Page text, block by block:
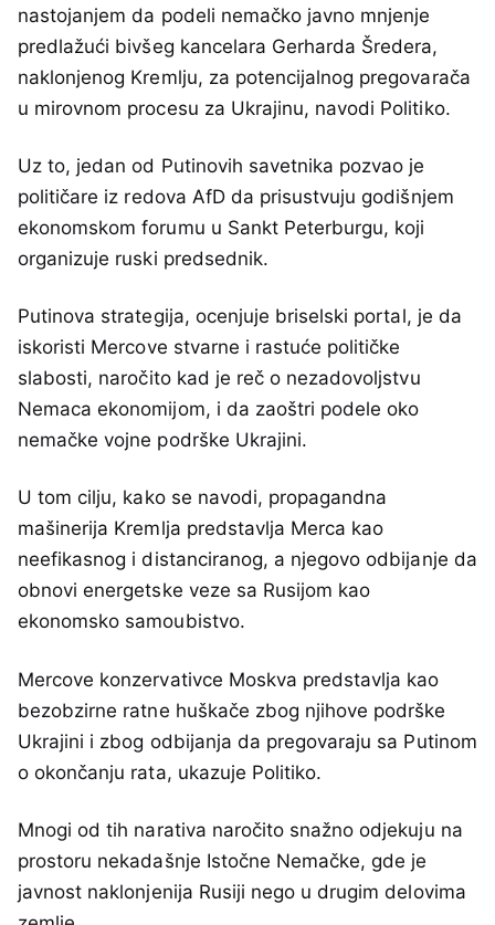
nastojanjem da podeli nemačko javno mnjenje
predlažući bivšeg kancelara Gerharda Šredera,
naklonjenog Kremlju, za potencijalnog pregovarača
u mirovnom procesu za Ukrajinu, navodi Politiko.
Uz to, jedan od Putinovih savetnika pozvao je
političare iz redova AfD da prisustvuju godišnjem
ekonomskom forumu u Sankt Peterburgu, koji
organizuje ruski predsednik.
Putinova strategija, ocenjuje briselski portal, je da
iskoristi Mercove stvarne i rastuće političke
slabosti, naročito kad je reč o nezadovoljstvu
Nemaca ekonomijom, i da zaoštri podele oko
nemačke vojne podrške Ukrajini.
U tom cilju, kako se navodi, propagandna
mašinerija Kremlja predstavlja Merca kao
neefikasnog i distanciranog, a njegovo odbijanje da
obnovi energetske veze sa Rusijom kao
ekonomsko samoubistvo.
Mercove konzervativce Moskva predstavlja kao
bezobzirne ratne huškače zbog njihove podrške
Ukrajini i zbog odbijanja da pregovaraju sa Putinom
o okončanju rata, ukazuje Politiko.
Mnogi od tih narativa naročito snažno odjekuju na
prostoru nekadašnje Istočne Nemačke, gde je
javnost naklonjenija Rusiji nego u drugim delovima